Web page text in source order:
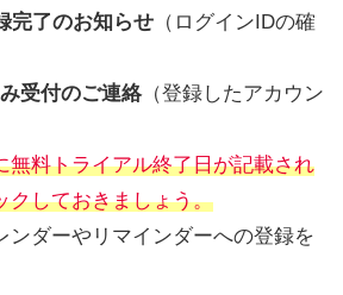
完了のお知らせ （ログインIDの確
受付のご連絡（登録したアカウン
料トライアル終了日が記載され
クしておきましょう。
ーやリマインダーへの登録を